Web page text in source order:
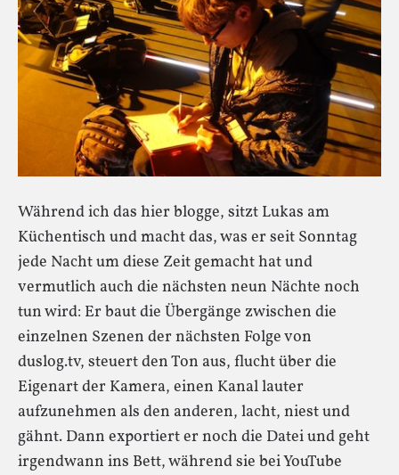
Während ich das hier blogge, sitzt Lukas am
Küchentisch und macht das, was er seit Sonntag
jede Nacht um diese Zeit gemacht hat und
vermutlich auch die nächsten neun Nächte noch
tun wird: Er baut die Übergänge zwischen die
einzelnen Szenen der nächsten Folge von
duslog.tv, steuert den Ton aus, flucht über die
Eigenart der Kamera, einen Kanal lauter
aufzunehmen als den anderen, lacht, niest und
gähnt. Dann exportiert er noch die Datei und geht
irgendwann ins Bett, während sie bei YouTube